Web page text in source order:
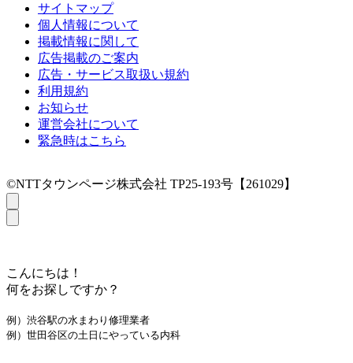
サイトマップ
個人情報について
掲載情報に関して
広告掲載のご案内
広告・サービス取扱い規約
利用規約
お知らせ
運営会社について
緊急時はこちら
©NTTタウンページ株式会社 TP25-193号【261029】
こんにちは！
何をお探しですか？
例）渋谷駅の水まわり修理業者
例）世田谷区の土日にやっている内科